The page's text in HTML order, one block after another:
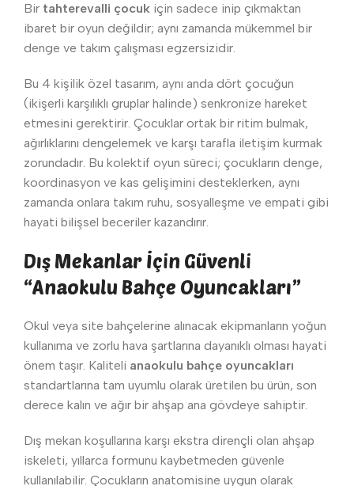
Bir tahterevalli çocuk için sadece inip çıkmaktan
ibaret bir oyun değildir; aynı zamanda mükemmel bir
denge ve takım çalışması egzersizidir.
Bu 4 kişilik özel tasarım, aynı anda dört çocuğun
(ikişerli karşılıklı gruplar halinde) senkronize hareket
etmesini gerektirir. Çocuklar ortak bir ritim bulmak,
ağırlıklarını dengelemek ve karşı tarafla iletişim kurmak
zorundadır. Bu kolektif oyun süreci; çocukların denge,
koordinasyon ve kas gelişimini desteklerken, aynı
zamanda onlara takım ruhu, sosyalleşme ve empati gibi
hayati bilişsel beceriler kazandırır.
Dış Mekanlar İçin Güvenli
“Anaokulu Bahçe Oyuncakları”
Okul veya site bahçelerine alınacak ekipmanların yoğun
kullanıma ve zorlu hava şartlarına dayanıklı olması hayati
önem taşır. Kaliteli anaokulu bahçe oyuncakları
standartlarına tam uyumlu olarak üretilen bu ürün, son
derece kalın ve ağır bir ahşap ana gövdeye sahiptir.
Dış mekan koşullarına karşı ekstra dirençli olan ahşap
iskeleti, yıllarca formunu kaybetmeden güvenle
kullanılabilir. Çocukların anatomisine uygun olarak